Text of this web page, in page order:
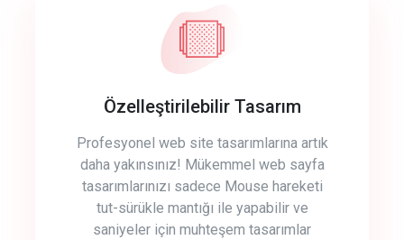
Özelleştirilebilir Tasarım
Profesyonel web site tasarımlarına artık
daha yakınsınız! Mükemmel web sayfa
tasarımlarınızı sadece Mouse hareketi
tut-sürükle mantığı ile yapabilir ve
saniyeler için muhteşem tasarımlar